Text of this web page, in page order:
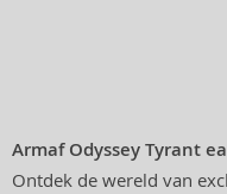
Armaf Odyssey Tyrant
Ontdek de wereld van